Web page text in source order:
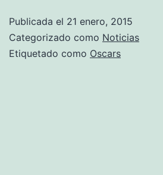
Oscars
2015
Publicada el 21 enero, 2015
Categorizado como Noticias
Etiquetado como Oscars